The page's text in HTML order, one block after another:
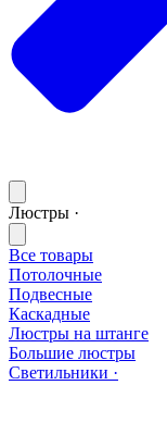
Люстры ·
Все товары
Потолочные
Подвесные
Каскадные
Люстры на штанге
Большие люстры
Светильники ·